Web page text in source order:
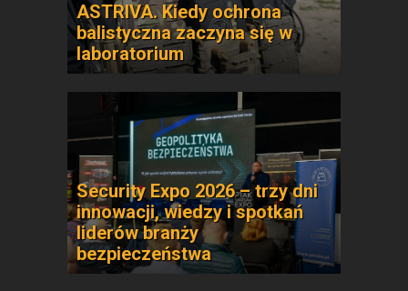
ASTRIVA. Kiedy ochrona
balistyczna zaczyna się w
laboratorium
Security Expo 2026 – trzy dni
innowacji, wiedzy i spotkań
liderów branży
bezpieczeństwa